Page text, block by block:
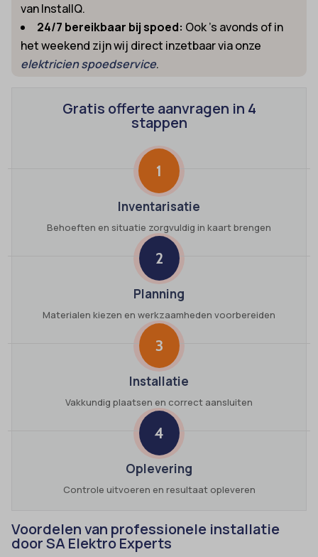
van InstallQ.
24/7 bereikbaar bij spoed: Ook ’s avonds of in
het weekend zijn wij direct inzetbaar via onze
elektricien spoedservice.
Gratis offerte aanvragen in 4
stappen
1
Inventarisatie
Behoeften en situatie zorgvuldig in kaart brengen
2
Planning
Materialen kiezen en werkzaamheden voorbereiden
3
Installatie
Vakkundig plaatsen en correct aansluiten
4
Oplevering
Controle uitvoeren en resultaat opleveren
Voordelen van professionele installatie
door SA Elektro Experts